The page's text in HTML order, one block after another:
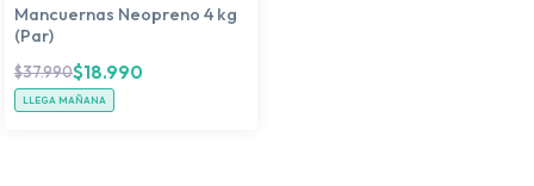
Mancuernas Neopreno 4 kg
(Par)
$37.990$18.990
LLEGA MAÑANA